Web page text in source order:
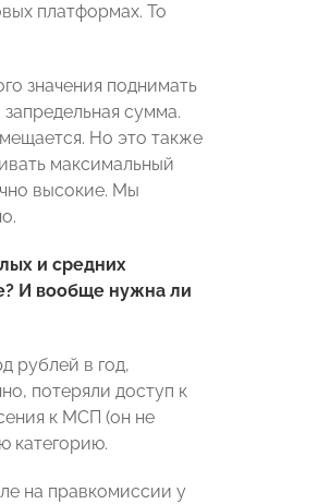
платформах. То
значения поднимать
сумма.
Но это также
максимальный
высокие. Мы
и средних
И вообще нужна ли
рублей в год,
потеряли доступ к
к МСП (он не
категорию.
на правкомиссии у